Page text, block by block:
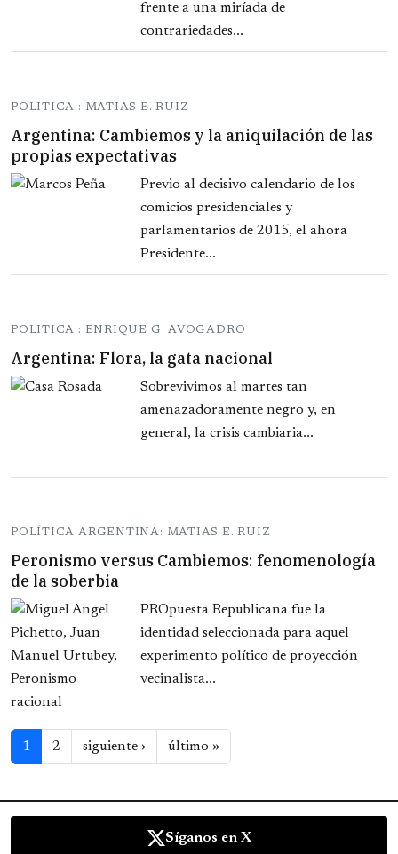
frente a una miríada de
contrariedades...
POLITICA : MATIAS E. RUIZ
Argentina: Cambiemos y la aniquilación de las
propias expectativas
Previo al decisivo calendario de los
comicios presidenciales y
parlamentarios de 2015, el ahora
Presidente...
POLITICA : ENRIQUE G. AVOGADRO
Argentina: Flora, la gata nacional
Sobrevivimos al martes tan
amenazadoramente negro y, en
general, la crisis cambiaria...
POLÍTICA ARGENTINA: MATIAS E. RUIZ
Peronismo versus Cambiemos: fenomenología
de la soberbia
PROpuesta Republicana fue la
identidad seleccionada para aquel
experimento político de proyección
vecinalista...
Paginación
1 2 siguiente ›Siguiente página
último »Última página
Síganos en X